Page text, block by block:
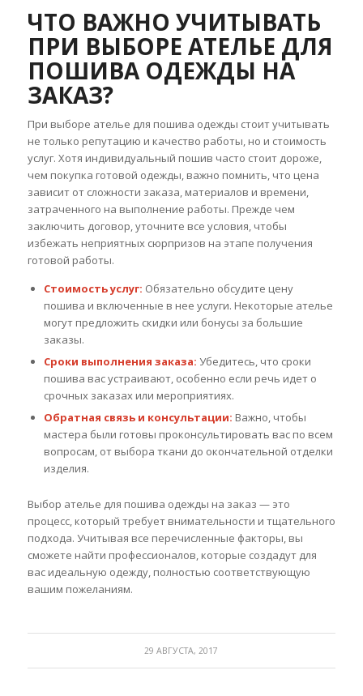
ЧТО ВАЖНО УЧИТЫВАТЬ
ПРИ ВЫБОРЕ АТЕЛЬЕ ДЛЯ
ПОШИВА ОДЕЖДЫ НА
ЗАКАЗ?
При выборе ателье для пошива одежды стоит учитывать
не только репутацию и качество работы, но и стоимость
услуг. Хотя индивидуальный пошив часто стоит дороже,
чем покупка готовой одежды, важно помнить, что цена
зависит от сложности заказа, материалов и времени,
затраченного на выполнение работы. Прежде чем
заключить договор, уточните все условия, чтобы
избежать неприятных сюрпризов на этапе получения
готовой работы.
Стоимость услуг: Обязательно обсудите цену
пошива и включенные в нее услуги. Некоторые ателье
могут предложить скидки или бонусы за большие
заказы.
Сроки выполнения заказа: Убедитесь, что сроки
пошива вас устраивают, особенно если речь идет о
срочных заказах или мероприятиях.
Обратная связь и консультации: Важно, чтобы
мастера были готовы проконсультировать вас по всем
вопросам, от выбора ткани до окончательной отделки
изделия.
Выбор ателье для пошива одежды на заказ — это
процесс, который требует внимательности и тщательного
подхода. Учитывая все перечисленные факторы, вы
сможете найти профессионалов, которые создадут для
вас идеальную одежду, полностью соответствующую
вашим пожеланиям.
29 АВГУСТА, 2017